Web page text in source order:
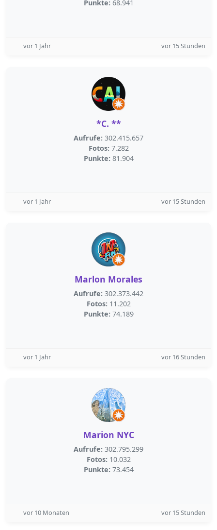
Punkte: 68.941
vor 1 Jahr vor 15 Stunden
*C. **
Aufrufe: 302.415.657
Fotos: 7.282
Punkte: 81.904
vor 1 Jahr vor 15 Stunden
Marlon Morales
Aufrufe: 302.373.442
Fotos: 11.202
Punkte: 74.189
vor 1 Jahr vor 16 Stunden
Marion NYC
Aufrufe: 302.795.299
Fotos: 10.032
Punkte: 73.454
vor 10 Monaten vor 15 Stunden